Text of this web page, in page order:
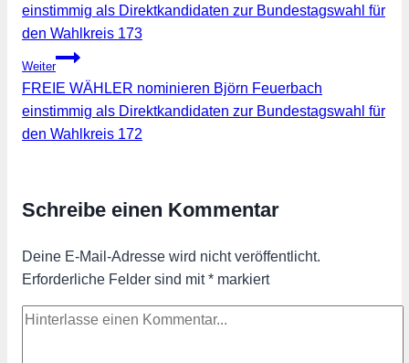
einstimmig als Direktkandidaten zur Bundestagswahl für
den Wahlkreis 173
Weiter
FREIE WÄHLER nominieren Björn Feuerbach
einstimmig als Direktkandidaten zur Bundestagswahl für
den Wahlkreis 172
Schreibe einen Kommentar
Deine E-Mail-Adresse wird nicht veröffentlicht.
Erforderliche Felder sind mit* markiert